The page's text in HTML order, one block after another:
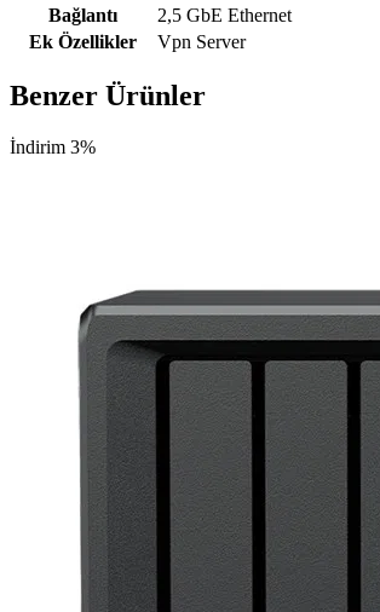
Bağlantı
2,5 GbE Ethernet
Ek Özellikler
Vpn Server
Benzer Ürünler
İndirim 3%